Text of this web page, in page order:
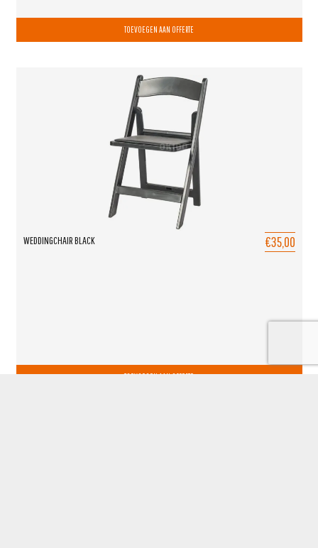
TOEVOEGEN AAN OFFERTE
WEDDINGCHAIR BLACK €35,00
TOEVOEGEN AAN OFFERTE